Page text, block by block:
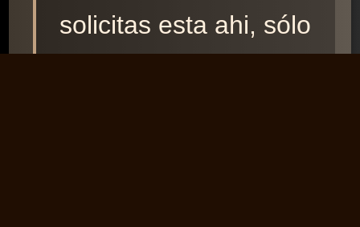
solicitas esta ahi, sólo